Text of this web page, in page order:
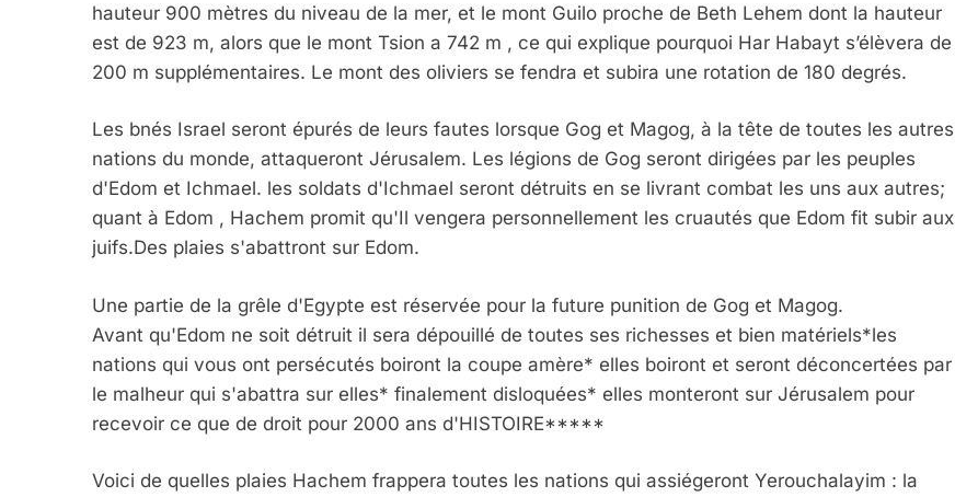
hauteur 900 mètres du niveau de la mer, et le mont Guilo proche de Beth Lehem dont la hauteur
est de 923 m, alors que le mont Tsion a 742 m , ce qui explique pourquoi Har Habayt s’élèvera de
200 m supplémentaires. Le mont des oliviers se fendra et subira une rotation de 180 degrés.
Les bnés Israel seront épurés de leurs fautes lorsque Gog et Magog, à la tête de toutes les autres
nations du monde, attaqueront Jérusalem. Les légions de Gog seront dirigées par les peuples
d'Edom et Ichmael. les soldats d'Ichmael seront détruits en se livrant combat les uns aux autres;
quant à Edom , Hachem promit qu'Il vengera personnellement les cruautés que Edom fit subir aux
juifs.Des plaies s'abattront sur Edom.
Une partie de la grêle d'Egypte est réservée pour la future punition de Gog et Magog.
Avant qu'Edom ne soit détruit il sera dépouillé de toutes ses richesses et bien matériels*les
nations qui vous ont persécutés boiront la coupe amère* elles boiront et seront déconcertées par
le malheur qui s'abattra sur elles* finalement disloquées* elles monteront sur Jérusalem pour
recevoir ce que de droit pour 2000 ans d'HISTOIRE*****
Voici de quelles plaies Hachem frappera toutes les nations qui assiégeront Yerouchalayim : la